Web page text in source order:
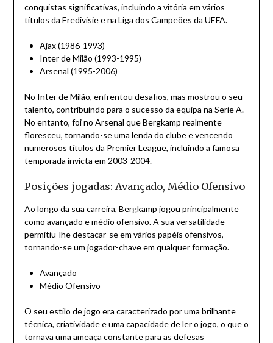
conquistas significativas, incluindo a vitória em vários
títulos da Eredivisie e na Liga dos Campeões da UEFA.
Ajax (1986-1993)
Inter de Milão (1993-1995)
Arsenal (1995-2006)
No Inter de Milão, enfrentou desafios, mas mostrou o seu
talento, contribuindo para o sucesso da equipa na Serie A.
No entanto, foi no Arsenal que Bergkamp realmente
floresceu, tornando-se uma lenda do clube e vencendo
numerosos títulos da Premier League, incluindo a famosa
temporada invicta em 2003-2004.
Posições jogadas: Avançado, Médio Ofensivo
Ao longo da sua carreira, Bergkamp jogou principalmente
como avançado e médio ofensivo. A sua versatilidade
permitiu-lhe destacar-se em vários papéis ofensivos,
tornando-se um jogador-chave em qualquer formação.
Avançado
Médio Ofensivo
O seu estilo de jogo era caracterizado por uma brilhante
técnica, criatividade e uma capacidade de ler o jogo, o que o
tornava uma ameaça constante para as defesas